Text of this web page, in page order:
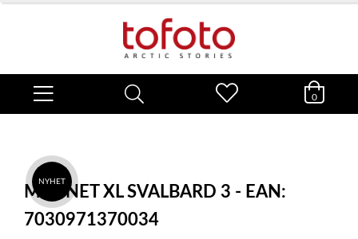
0
NYHET
MAGNET XL SVALBARD 3 - EAN:
7030971370034